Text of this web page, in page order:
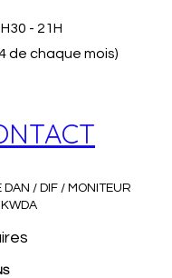
- 21H
de chaque mois)
DAN / DIF / MONITEUR
KWDA